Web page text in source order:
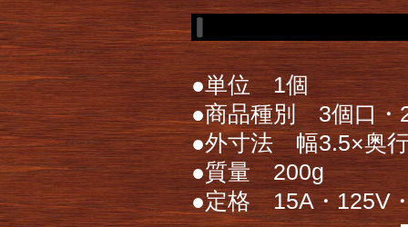
●単位 1個
●商品種別 3個口・
●外寸法 幅3.5×奥
●質量 200g
●定格 15A・125V